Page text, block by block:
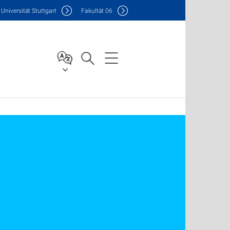
Universität Stuttgart Fakultät06